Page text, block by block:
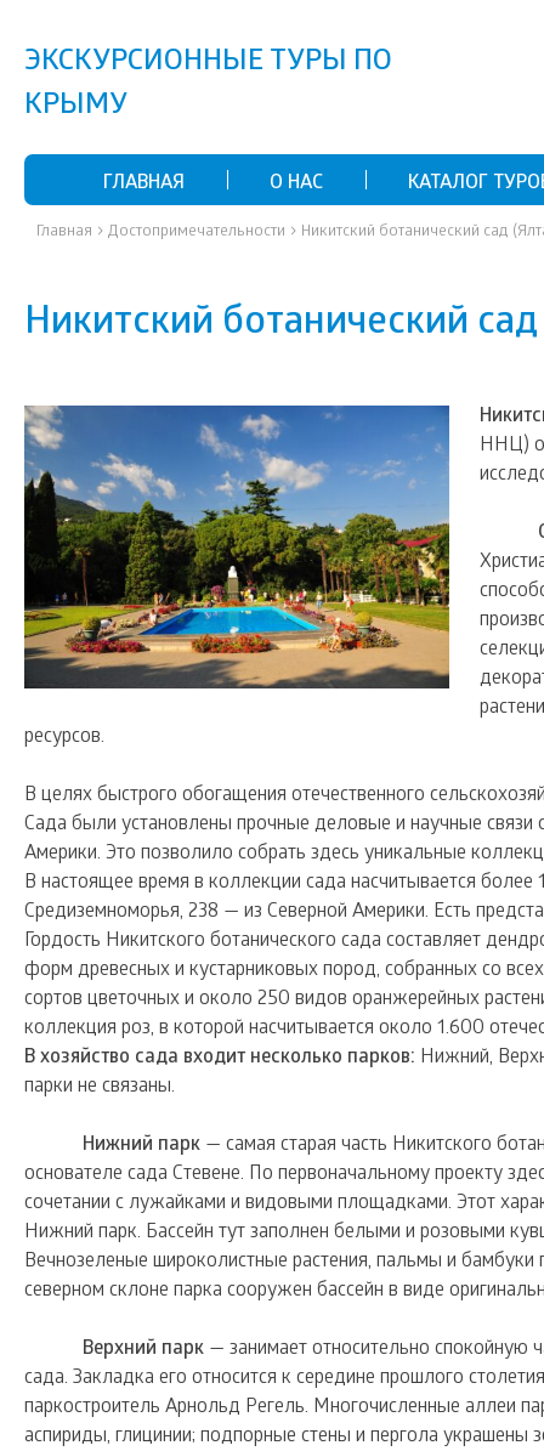
ЭКСКУРСИОННЫЕ ТУРЫ ПО
КРЫМУ
ГЛАВНАЯ О НАС КАТАЛОГ
Главная › Достопримечательности › Никитский ботанический сад
Никитский ботанический
ННЦ)
ресурсов.
В целях быстрого обогащения отечественного
Сада были установлены прочные деловые и научные
Америки. Это позволило собрать здесь уникальные
В настоящее время в коллекции сада насчитывается
Средиземноморья, 238 — из Северной Америки. Есть
Гордость Никитского ботанического сада составляет
форм древесных и кустарниковых пород, собранных со
сортов цветочных и около 250 видов оранжерейных
коллекция роз, в которой насчитывается около 1.600
В хозяйство сада входит несколько парков: Нижний,
парки не связаны.
Нижний парк — cамая старая часть Никитского
основателе сада Стевене. По первоначальному проекту
сочетании с лужайками и видовыми площадками. Этот
Нижний парк. Бассейн тут заполнен белыми и розовыми
Вечнозеленые широколистные растения, пальмы и
северном склоне парка сооружен бассейн в виде
Верхний парк — занимает относительно спокойную
сада. Закладка его относится к середине прошлого
паркостроитель Арнольд Регель. Многочисленные аллеи
аспириды, глицинии; подпорные стены и пергола